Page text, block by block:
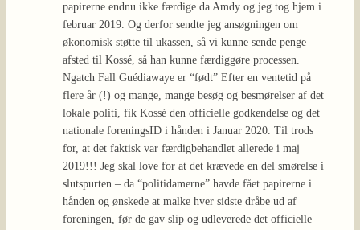
papirerne endnu ikke færdige da Amdy og jeg tog hjem i
februar 2019. Og derfor sendte jeg ansøgningen om
økonomisk støtte til ukassen, så vi kunne sende penge
afsted til Kossé, så han kunne færdiggøre processen.
Ngatch Fall Guédiawaye er “født” Efter en ventetid på
flere år (!) og mange, mange besøg og besmørelser af det
lokale politi, fik Kossé den officielle godkendelse og det
nationale foreningsID i hånden i Januar 2020. Til trods
for, at det faktisk var færdigbehandlet allerede i maj
2019!!! Jeg skal love for at det krævede en del smørelse i
slutspurten – da “politidamerne” havde fået papirerne i
hånden og ønskede at malke hver sidste dråbe ud af
foreningen, før de gav slip og udleverede det officielle